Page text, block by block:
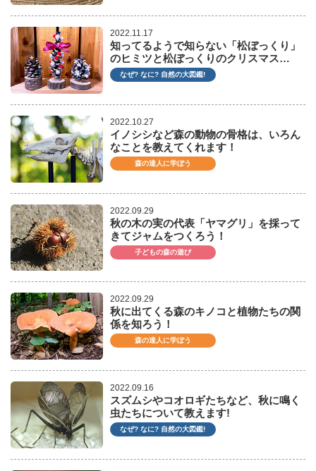
2022.11.17
知ってるようで知らない「松ぼっくり」
のヒミツと松ぼっくりのクリスマス…
なぜ? なに? 自然の大図鑑!
2022.10.27
イノシシなど森の動物の骨格は、いろん
なことを教えてくれます！
森の達人に学ぼう
2022.09.29
秋の木の実の代表「ヤマグリ」を採って
きてジャムをつくろう！
子どもの森の遊び
2022.09.29
秋に出てくる森のキノコと植物たちの関
係を知ろう！
森の達人に学ぼう
2022.09.16
スズムシやコオロギたちなど、秋に鳴く
虫たちについて教えます!
なぜ? なに? 自然の大図鑑!